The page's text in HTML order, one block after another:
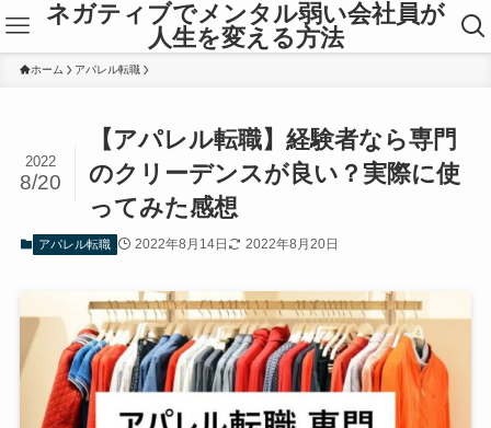
ネガティブでメンタル弱い会社員が
人生を変える方法
ホーム アパレル転職
【アパレル転職】経験者なら専門
のクリーデンスが良い？実際に使
ってみた感想
2022
8/20
アパレル転職 2022年8月14日 2022年8月20日